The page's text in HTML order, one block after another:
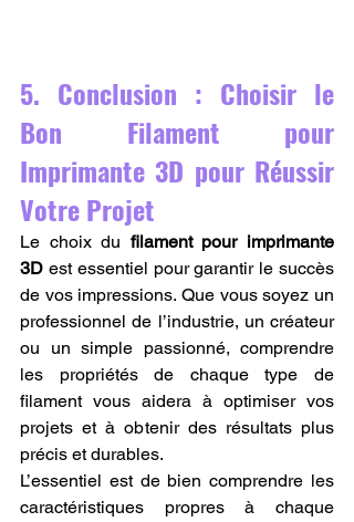
5. Conclusion : Choisir le
Bon Filament pour
Imprimante 3D pour Réussir
Votre Projet
Le choix du filament pour imprimante
3D est essentiel pour garantir le succès
de vos impressions. Que vous soyez un
professionnel de l’industrie, un créateur
ou un simple passionné, comprendre
les propriétés de chaque type de
filament vous aidera à optimiser vos
projets et à obtenir des résultats plus
précis et durables.
L’essentiel est de bien comprendre les
caractéristiques propres à chaque